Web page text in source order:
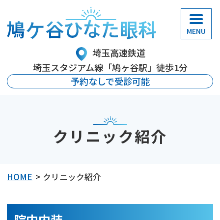
埼玉高速鉄道
埼玉スタジアム線「鳩ヶ谷駅」徒歩1分
予約なしで受診可能
クリニック紹介
HOME クリニック紹介